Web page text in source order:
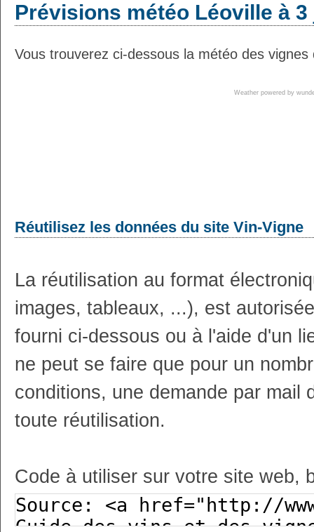
Prévisions météo Léoville à
Vous trouverez ci-dessous la météo des
Weather powered by
Réutilisez les données du site Vin-Vigne
La réutilisation au format
images, tableaux, ...), est
fourni ci-dessous ou à l'aide d'un
ne peut se faire que pour un
conditions, une demande par mail
toute réutilisation.
Code à utiliser sur votre site web,